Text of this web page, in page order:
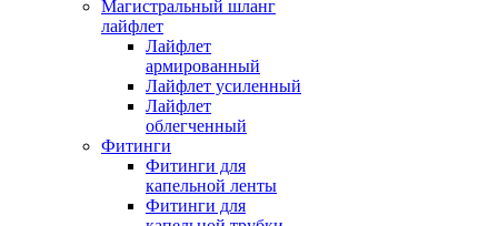
Магистральный шланг
лайфлет
Лайфлет
армированный
Лайфлет усиленный
Лайфлет
облегченный
Фитинги
Фитинги для
капельной ленты
Фитинги для